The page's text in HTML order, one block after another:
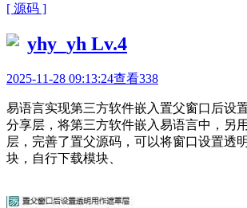
[ 源码 ]
yhy_yh Lv.4
2025-11-28 09:13:24查看338
易语言实现第三方软件嵌入置父窗口后设
分享层，将第三方软件嵌入易语言中，另
层，完善了置父源码，可以将窗口设置透
块，自行下载模块、